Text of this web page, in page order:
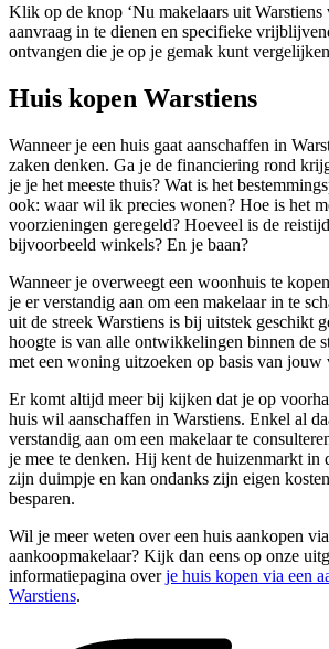
Klik op de knop ‘Nu makelaars uit
aanvraag in te dienen en specifieke
ontvangen die je op je gemak kunt
Huis kopen Warstiens
Wanneer je een huis gaat aanschaffen in
zaken denken. Ga je de financiering rond
je je het meeste thuis? Wat is het
ook: waar wil ik precies wonen? Hoe is het
voorzieningen geregeld? Hoeveel is de
bijvoorbeeld winkels? En je baan?
Wanneer je overweegt een woonhuis te
je er verstandig aan om een makelaar in te
uit de streek Warstiens is bij uitstek geschikt
hoogte is van alle ontwikkelingen binnen de
met een woning uitzoeken op basis van jouw
Er komt altijd meer bij kijken dat je op
huis wil aanschaffen in Warstiens. Enkel al
verstandig aan om een makelaar te
je mee te denken. Hij kent de huizenmarkt in
zijn duimpje en kan ondanks zijn eigen
besparen.
Wil je meer weten over een huis aankopen
aankoopmakelaar? Kijk dan eens op onze
informatiepagina overje huis kopen via een
Warstiens.